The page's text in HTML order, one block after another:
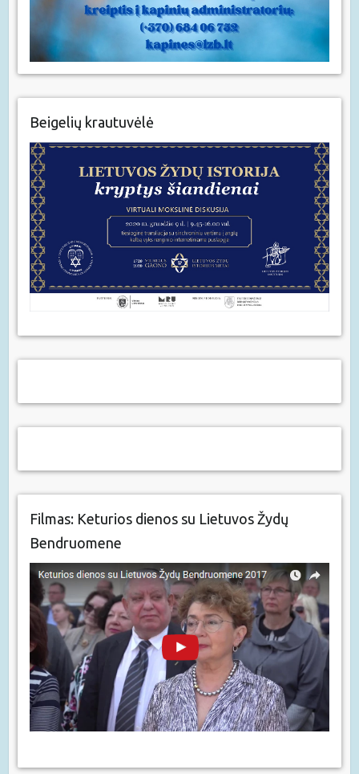
Beigelių krautuvėlė
Filmas: Keturios dienos su Lietuvos Žydų
Bendruomene